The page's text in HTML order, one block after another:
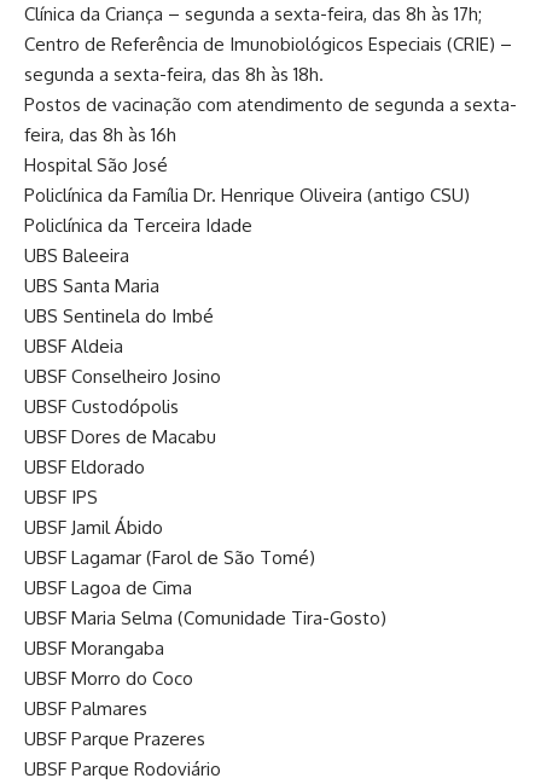
Clínica da Criança – segunda a sexta-feira, das 8h às 17h;
Centro de Referência de Imunobiológicos Especiais (CRIE) –
segunda a sexta-feira, das 8h às 18h.
Postos de vacinação com atendimento de segunda a sexta-
feira, das 8h às 16h
Hospital São José
Policlínica da Família Dr. Henrique Oliveira (antigo CSU)
Policlínica da Terceira Idade
UBS Baleeira
UBS Santa Maria
UBS Sentinela do Imbé
UBSF Aldeia
UBSF Conselheiro Josino
UBSF Custodópolis
UBSF Dores de Macabu
UBSF Eldorado
UBSF IPS
UBSF Jamil Ábido
UBSF Lagamar (Farol de São Tomé)
UBSF Lagoa de Cima
UBSF Maria Selma (Comunidade Tira-Gosto)
UBSF Morangaba
UBSF Morro do Coco
UBSF Palmares
UBSF Parque Prazeres
UBSF Parque Rodoviário